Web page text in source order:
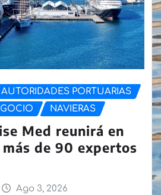
AUTORIDADES PORTUARIAS
NAVIERAS
Med reunirá en
más de 90 expertos
Ago 3, 2026